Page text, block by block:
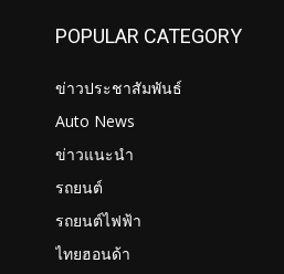
POPULAR CATEGORY
ข่าวประชาสัมพันธ์
Auto News
ข่าวแนะนำ
รถยนต์
รถยนต์ไฟฟ้า
ไทยฮอนด้า